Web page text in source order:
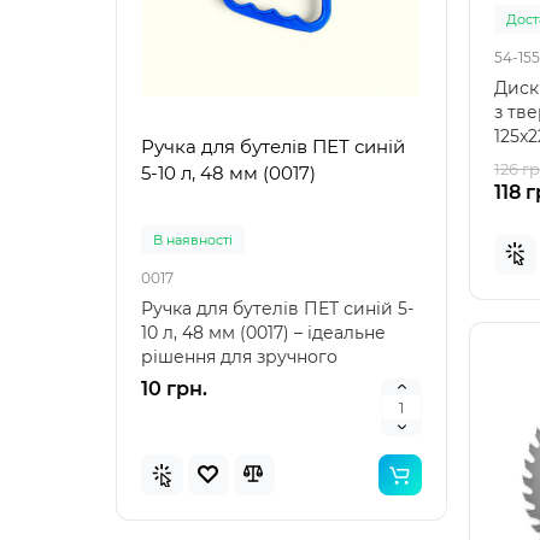
Ручка для бутелів ПЕТ синій
5-10 л, 48 мм (0017)
В наявностi
0017
Ручка для бутелів ПЕТ синій 5-
10 л, 48 мм (0017) – ідеальне
рішення для зручного
транспортування Ру..
10 грн.
5-10
В
54-155
з
126
118